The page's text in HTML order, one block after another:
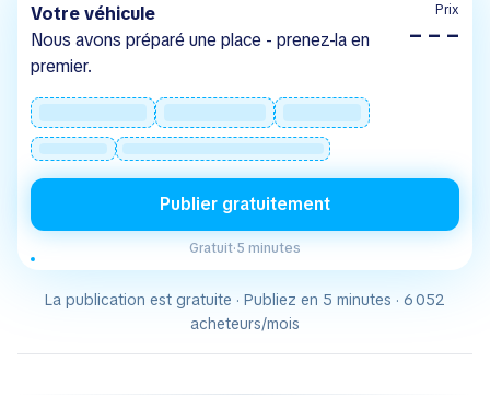
Votre véhicule
Nous avons préparé une place - prenez-la en
premier.
Prix
– – –
Publier gratuitement
Gratuit·5 minutes
La publication est gratuite · Publiez en 5 minutes · 6 052
acheteurs/mois